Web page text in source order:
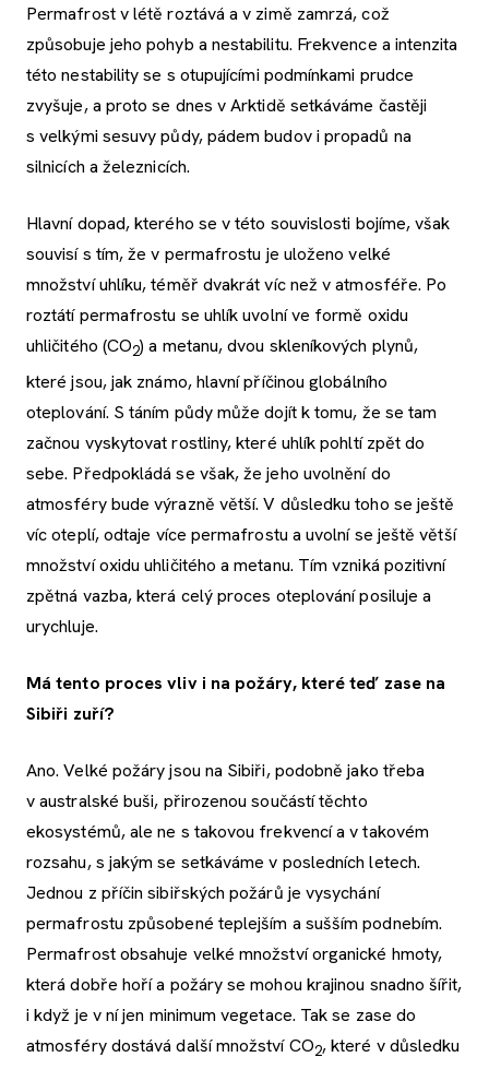
Permafrost v létě roztává a v zimě zamrzá, což
způsobuje jeho pohyb a nestabilitu. Frekvence a intenzita
této nestability se s otupujícími podmínkami prudce
zvyšuje, a proto se dnes v Arktidě setkáváme častěji
s velkými sesuvy půdy, pádem budov i propadů na
silnicích a železnicích.
Hlavní dopad, kterého se v této souvislosti bojíme, však
souvisí s tím, že v permafrostu je uloženo velké
množství uhlíku, téměř dvakrát víc než v atmosféře. Po
roztátí permafrostu se uhlík uvolní ve formě oxidu
uhličitého (CO2) a metanu, dvou skleníkových plynů,
které jsou, jak známo, hlavní příčinou globálního
oteplování. S táním půdy může dojít k tomu, že se tam
začnou vyskytovat rostliny, které uhlík pohltí zpět do
sebe. Předpokládá se však, že jeho uvolnění do
atmosféry bude výrazně větší. V důsledku toho se ještě
víc oteplí, odtaje více permafrostu a uvolní se ještě větší
množství oxidu uhličitého a metanu. Tím vzniká pozitivní
zpětná vazba, která celý proces oteplování posiluje a
urychluje.
Má tento proces vliv i na požáry, které teď zase na
Sibiři zuří?
Ano. Velké požáry jsou na Sibiři, podobně jako třeba
v australské buši, přirozenou součástí těchto
ekosystémů, ale ne s takovou frekvencí a v takovém
rozsahu, s jakým se setkáváme v posledních letech.
Jednou z příčin sibiřských požárů je vysychání
permafrostu způsobené teplejším a sušším podnebím.
Permafrost obsahuje velké množství organické hmoty,
která dobře hoří a požáry se mohou krajinou snadno šířit,
i když je v ní jen minimum vegetace. Tak se zase do
atmosféry dostává další množství CO2, které v důsledku